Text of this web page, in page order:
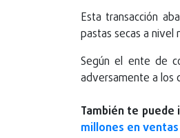
Esta transacción
pastas secas a nivel
Según el ente de
adversamente a los
También te puede
millones en ventas